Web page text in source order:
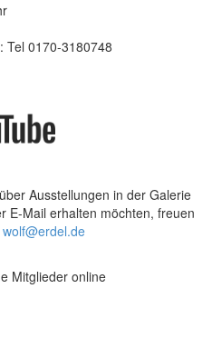
Tel 0170-3180748
Ausstellungen in der Galerie
E-Mail erhalten möchten, freuen
wolf@erdel.de
Mitglieder online